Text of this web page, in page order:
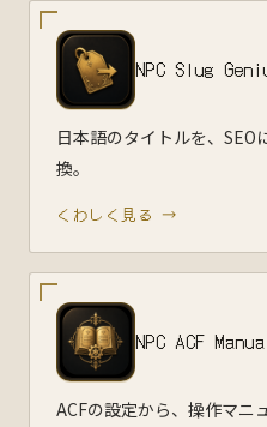
NPC Slug
日本語のタイトルを、
換。
くわしく見る →
NPC ACF
ACFの設定から、操作マニ